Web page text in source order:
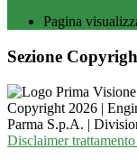
Pagina
Sezione
Copyright 2026 |
Parma S.p.A. |
Disclaimer